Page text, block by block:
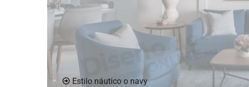
Estilo náutico o navy